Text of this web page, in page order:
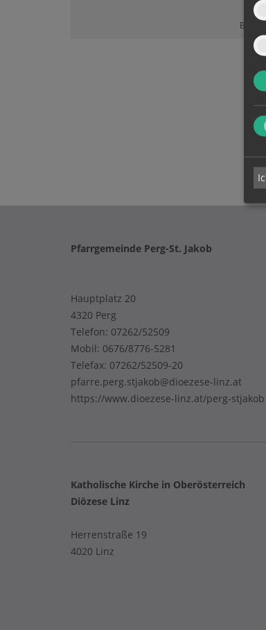
Bitte
Pfarrgemeinde Perg-St. Jakob
Hauptplatz 20
4320 Perg
Telefon: 07262/52509
Mobil: 0676/8776-5281
Telefax: 07262/52509-20
pfarre.perg.stjakob@dioezese-linz.at
https://www.dioezese-linz.at/perg-stjakob
Katholische Kirche in Oberösterreich
Diözese Linz
Herrenstraße 19
4020 Linz